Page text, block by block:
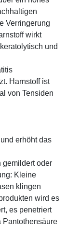
Verringerung
wirkt
und
Harnstoff ist
von Tensiden
erhöht das
gemildert oder
Kleine
klingen
wird es
es penetriert
Pantothensäure